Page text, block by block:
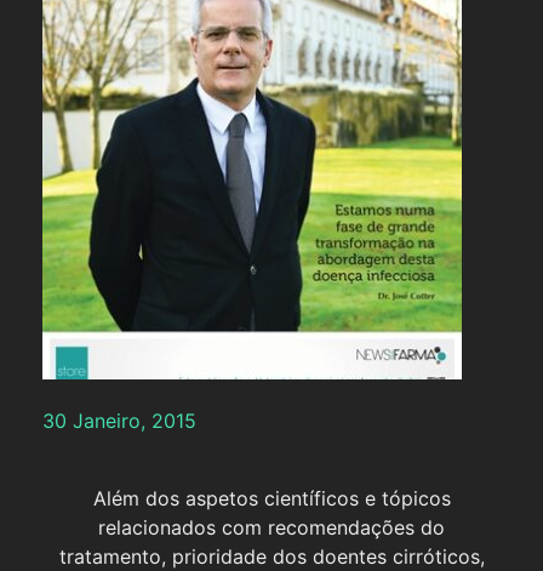
30 Janeiro, 2015
Além dos aspetos científicos e tópicos
relacionados com recomendações do
tratamento, prioridade dos doentes cirróticos,